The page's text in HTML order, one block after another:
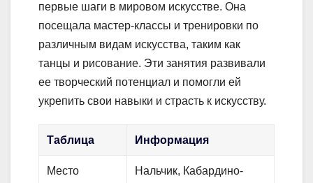
первые шаги в мировом искусстве. Она
посещала мастер-классы и тренировки по
различным видам искусства, таким как
танцы и рисование. Эти занятия развивали
ее творческий потенциал и помогли ей
укрепить свои навыки и страсть к искусству.
Таблица Информация
Место
Нальчик, Кабардино-